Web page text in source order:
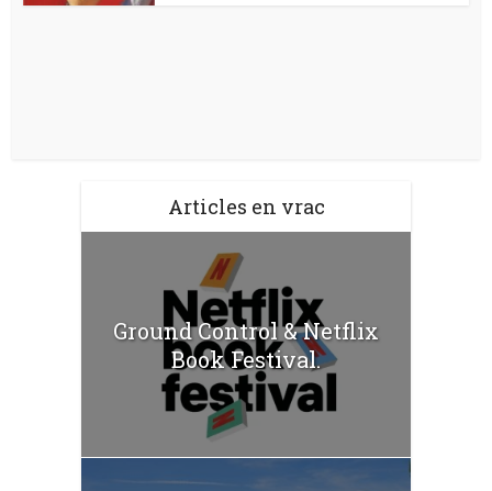
Articles en vrac
Ground Control & Netflix
Book Festival.